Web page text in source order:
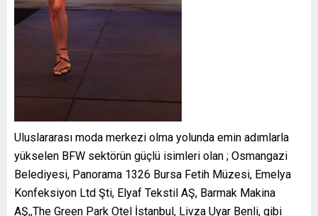
Uluslararası moda merkezi olma yolunda emin adımlarla
yükselen BFW sektörün güçlü isimleri olan ; Osmangazi
Belediyesi, Panorama 1326 Bursa Fetih Müzesi, Emelya
Konfeksiyon Ltd Şti, Elyaf Tekstil AŞ, Barmak Makina
AŞ,,The Green Park Otel İstanbul, Livza Uyar Benli, gibi